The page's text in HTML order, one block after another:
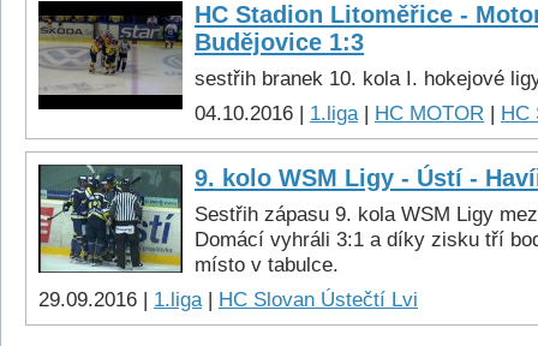
HC Stadion Litoměřice -
Budějovice 1:3
sestřih branek 10. kola I. hokejové
04.10.2016 | 1.liga| HC MOTOR | HC
9. kolo WSM Ligy - Ústí -
Sestřih zápasu 9. kola WSM Ligy
Domácí vyhráli 3:1 a díky zisku tří
místo v tabulce.
29.09.2016 | 1.liga| HC Slovan Ústečtí Lvi